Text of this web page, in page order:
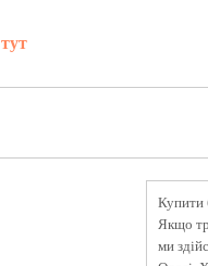
тут
Купити
Якщо
ми